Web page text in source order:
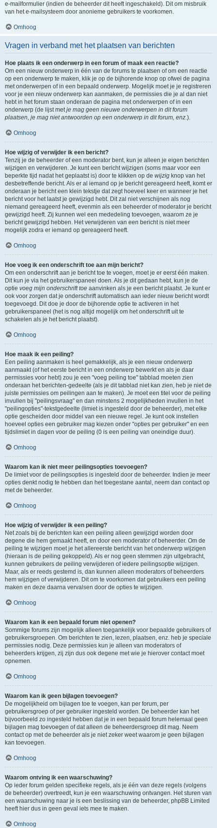
e-mailformulier (indien de beheerder dit heeft ingeschakeld). Dit om misbruik
van het e-mailsysteem door anonieme gebruikers te voorkomen.
Omhoog
Vragen in verband met het plaatsen van berichten
Hoe plaats ik een onderwerp in een forum of maak een reactie?
Om een nieuw onderwerp in één van de forums te plaatsen of om een reactie
op een onderwerp te maken, klik je op de bijhorende knop op ofwel de pagina
met onderwerpen of in een bepaald onderwerp. Mogelijk moet je je registreren
voor je een nieuw onderwerp kan aanmaken, de permissies die je al dan niet
hebt in het forum staan onderaan de pagina met onderwerpen of in een
onderwerp (de lijst metje mag geen nieuwe onderwerpen in dit forum
plaatsen, je mag niet antwoorden op een onderwerp in dit forum, enz.).
Omhoog
Hoe wijzig of verwijder ik een bericht?
Tenzij je de beheerder of een moderator bent, kun je alleen je eigen berichten
wijzigen en verwijderen. Je kunt een bericht wijzigen (soms maar voor een
beperkte tijd nadat het geplaatst is) door te klikken op de wijzig knop van het
desbetreffende bericht. Als er al iemand op je bericht gereageerd heeft, komt er
onderaan je bericht een klein tekstje dat zegt hoeveel keer en wanneer je het
bericht voor het laatst je gewijzigd hebt. Dit zal niet verschijnen als nog
niemand gereageerd heeft, evenmin als een beheerder of moderator je bericht
gewijzigd heeft. Zij kunnen wel een mededeling toevoegen, waarom ze je
bericht gewijzigd hebben. Het verwijderen van een bericht is niet meer
mogelijk zodra er iemand op gereageerd heeft.
Omhoog
Hoe voeg ik een onderschrift toe aan mijn bericht?
Om een onderschrift aan je bericht toe te voegen, moet je er eerst één maken.
Dit kun je via het gebruikerspaneel doen. Als je dit gedaan hebt, kun je de
optie voeg mijn onderschrift toe aanvinken als je een bericht plaatst. Je kunt er
ook voor zorgen dat je onderschrift automatisch aan ieder nieuw bericht wordt
toegevoegd. Dit doe je door de bijhorende optie te activeren in het
gebruikerspaneel (het is nog altijd mogelijk om het onderschrift uit te
schakelen als je het bericht plaatst).
Omhoog
Hoe maak ik een peiling?
Een peiling aanmaken is heel gemakkelijk, als je een nieuw onderwerp
aanmaakt (of het eerste bericht in een onderwerp bewerkt en als je daar
permissies voor hebt) zou je een "voeg peiling toe" tabblad moeten zien
onderaan het berichten-gedeelte (als je dit tabblad niet kan zien, heb je niet de
juiste permissies om peilingen aan te maken). Je moet een titel voor de peiling
invullen bij "peilingsvraag" en dan minstens 2 mogelijkheden invullen in het
"peilingopties"-tekstgedeelte (limiet is ingesteld door de beheerder), met elke
optie gescheiden door middel van een nieuwe regel. Je kunt ook instellen
hoeveel opties een gebruiker mag kiezen onder "opties per gebruiker" en een
tijdslimiet in dagen voor de peiling (0 is een peiling van oneindige duur).
Omhoog
Waarom kan ik niet meer peilingsopties toevoegen?
De limiet voor de peilingsopties is ingesteld door de beheerder. Indien je meer
opties denkt nodig te hebben dan het toegestane aantal, neem dan contact op
met de beheerder.
Omhoog
Hoe wijzig of verwijder ik een peiling?
Net zoals bij de berichten kan een peiling alleen gewijzigd worden door
degene die hem gemaakt heeft, en door een moderator of beheerder. Om de
peiling te wijzigen moet je het allereerste bericht van het onderwerp wijzigen
(hieraan is de peiling gekoppeld). Als er nog geen stemmen zijn uitgebracht,
kunnen gebruikers de peiling verwijderen of iedere peilingsoptie wijzigen.
Maar, als er reeds gestemd is, dan kunnen alleen moderators of beheerders
hem wijzigen of verwijderen. Dit om te voorkomen dat gebruikers een peiling
maken en deze daarna vervalsen door de opties te wijzigen.
Omhoog
Waarom kan ik een bepaald forum niet openen?
Sommige forums zijn mogelijk alleen toegankelijk voor bepaalde gebruikers of
gebruikersgroepen. Om berichten te zien, lezen, plaatsen, enz. heb je speciale
permissies nodig. Deze permissies kun je alleen van moderators of
beheerders krijgen, zij zijn dus ook degene met wie je hierover contact moet
opnemen.
Omhoog
Waarom kan ik geen bijlagen toevoegen?
De mogelijkheid om bijlagen toe te voegen, kan per forum, per
gebruikersgroep of per gebruiker ingesteld worden. De beheerder kan het
bijvoorbeeld zo ingesteld hebben dat je in een bepaald forum helemaal geen
bijlagen mag toevoegen of dat alleen de beheerdersgroep dit mag. Neem
contact op met de beheerder als je niet zeker weet waarom je geen bijlagen
kan toevoegen.
Omhoog
Waarom ontving ik een waarschuwing?
Op ieder forum gelden specifieke regels, als je één van deze regels (volgens
de beheerder) overtreedt, kun je een waarschuwing ontvangen. Het sturen van
een waarschuwing naar je is een beslissing van de beheerder, phpBB Limited
heeft hier dus in geen geval iets mee te maken.
Omhoog